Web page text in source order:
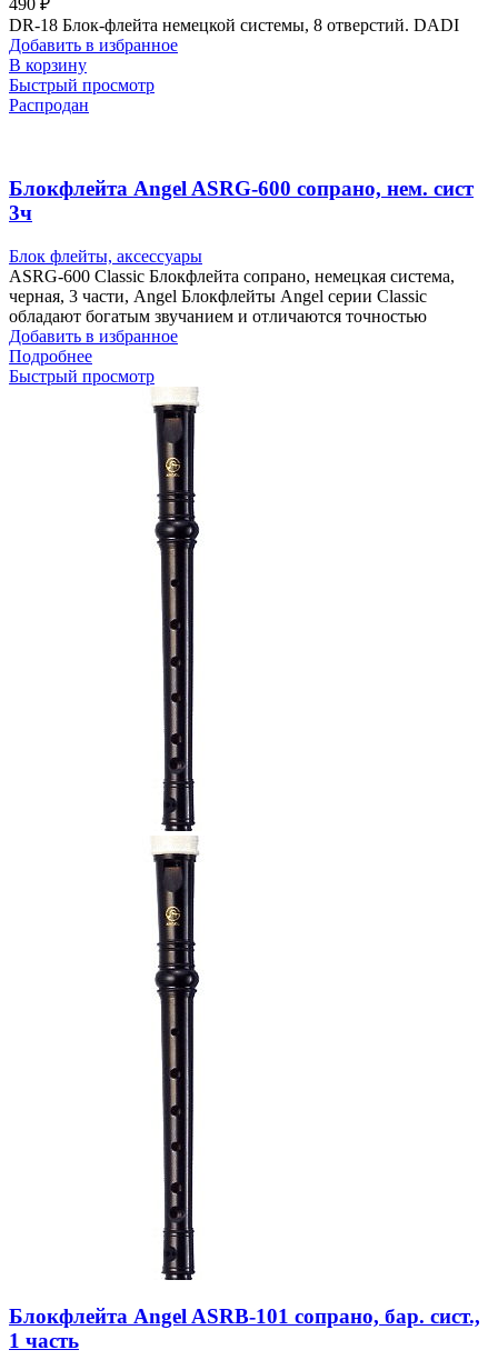
490 ₽
DR-18 Блок-флейта немецкой системы, 8 отверстий. DADI
Добавить в избранное
В корзину
Быстрый просмотр
Распродан
Блокфлейта Angel ASRG-600 сопрано, нем. сист
3ч
Блок флейты, аксессуары
ASRG-600 Classic Блокфлейта сопрано, немецкая система,
черная, 3 части, Angel Блокфлейты Angel серии Classic
обладают богатым звучанием и отличаются точностью
Добавить в избранное
Подробнее
Быстрый просмотр
Блокфлейта Angel ASRB-101 сопрано, бар. сист.,
1 часть